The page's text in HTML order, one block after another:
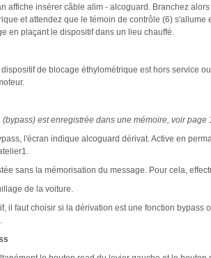
affiche insérer câble alim - alcoguard. Branchez
et attendez que le témoin de contrôle (6) s'allume
en plaçant le dispositif dans un lieu chauffé.
de blocage éthylométrique est hors service
est enregistrée dans une mémoire, voir
l'écran indique alcoguard dérivat. Active en
sans la mémorisation du message. Pour cela,
de la voiture.
il faut choisir si la dérivation est une fonction bypass